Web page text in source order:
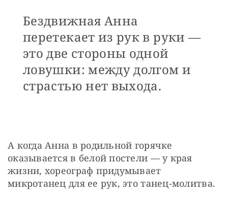
Бездвижная Анна
перетекает из рук в руки —
это две стороны одной
ловушки: между долгом и
страстью нет выхода.
А когда Анна в родильной горячке
оказывается в белой постели — у края
жизни, хореограф придумывает
микротанец для ее рук, это танец-молитва.